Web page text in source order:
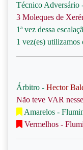
Técnico Adversário
3 Moleques de
1ª vez dessa
1 vez(es) utilizamos
Árbitro - Hector
Não teve VAR
Amarelos -
Vermelhos -